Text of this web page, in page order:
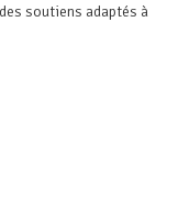
soutiens adaptés à